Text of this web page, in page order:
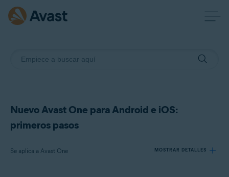
Nuevo Avast One para Android e iOS:
primeros pasos
Se aplica a Avast One MOSTRAR DETALLES